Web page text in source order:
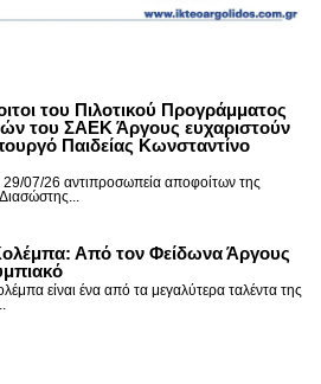
του Πιλοτικού Προγράμματος
του ΣΑΕΚ Άργους ευχαριστούν
Παιδείας Κωνσταντίνο
29/07/26 αντιπροσωπεία αποφοίτων της
Διασώστης...
Από τον Φείδωνα Άργους
είναι ένα από τα μεγαλύτερα ταλέντα της